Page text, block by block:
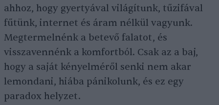
ahhoz, hogy gyertyával világítunk, tűzifával
fűtünk, internet és áram nélkül vagyunk.
Megtermelnénk a betevő falatot, és
visszavennénk a komfortból. Csak az a baj,
hogy a saját kényelméről senki nem akar
lemondani, hiába pánikolunk, és ez egy
paradox helyzet.